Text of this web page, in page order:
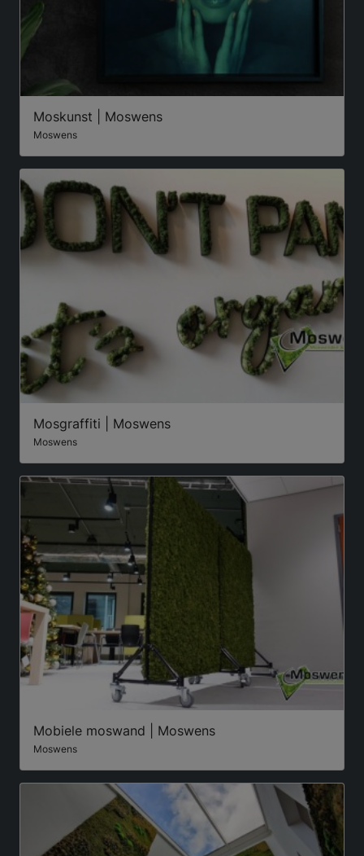
Moskunst | Moswens
Moswens
Mosgraffiti | Moswens
Moswens
Mobiele moswand | Moswens
Moswens